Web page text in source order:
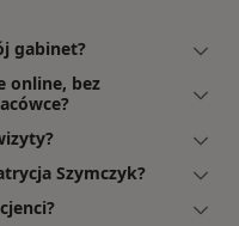
gabinet?
online, bez
Szymczyk?